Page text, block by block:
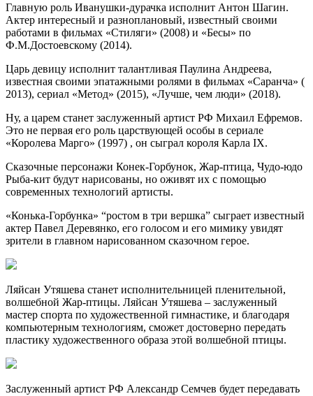
Главную роль Иванушки-дурачка исполнит Антон Шагин.
Актер интересный и разноплановый, известный своими
работами в фильмах «Стиляги» (2008) и «Бесы» по
Ф.М.Достоевскому (2014).
Царь девицу исполнит талантливая Паулина Андреева,
известная своими эпатажными ролями в фильмах «Саранча» (
2013), сериал «Метод» (2015), «Лучше, чем люди» (2018).
Ну, а царем станет заслуженный артист РФ Михаил Ефремов.
Это не первая его роль царствующей особы в сериале
«Королева Марго» (1997) , он сыграл короля Карла IX.
Сказочные персонажи Конек-Горбунок, Жар-птица, Чудо-юдо
Рыба-кит будут нарисованы, но оживят их с помощью
современных технологий артисты.
«Конька-Горбунка» “ростом в три вершка” сыграет известный
актер Павел Деревянко, его голосом и его мимику увидят
зрители в главном нарисованном сказочном герое.
Ляйсан Утяшева станет исполнительницей пленительной,
волшебной Жар-птицы. Ляйсан Утяшева – заслуженный
мастер спорта по художественной гимнастике, и благодаря
компьютерным технологиям, сможет достоверно передать
пластику художественного образа этой волшебной птицы.
Заслуженный артист РФ Александр Семчев будет передавать